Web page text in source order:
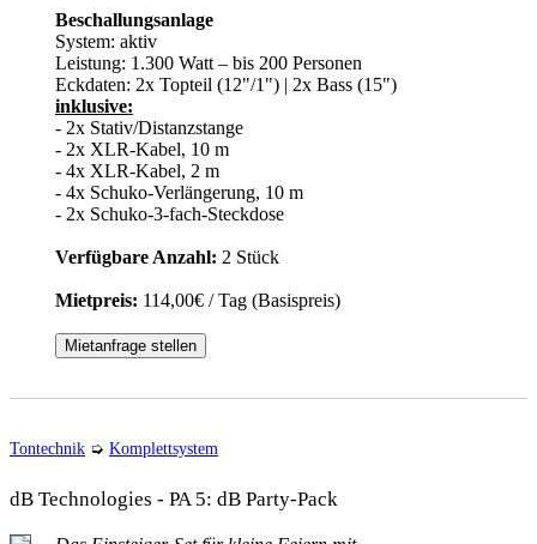
Beschallungsanlage
System: aktiv
Leistung: 1.300 Watt – bis 200 Personen
Eckdaten: 2x Topteil (12"/1") | 2x Bass (15")
inklusive:
- 2x Stativ/Distanzstange
- 2x XLR-Kabel, 10 m
- 4x XLR-Kabel, 2 m
- 4x Schuko-Verlängerung, 10 m
- 2x Schuko-3-fach-Steckdose
Verfügbare Anzahl: 2 Stück
Mietpreis: 114,00€ / Tag (Basispreis)
Mietanfrage stellen
Tontechnik ➭ Komplettsystem
dB Technologies - PA 5: dB Party-Pack